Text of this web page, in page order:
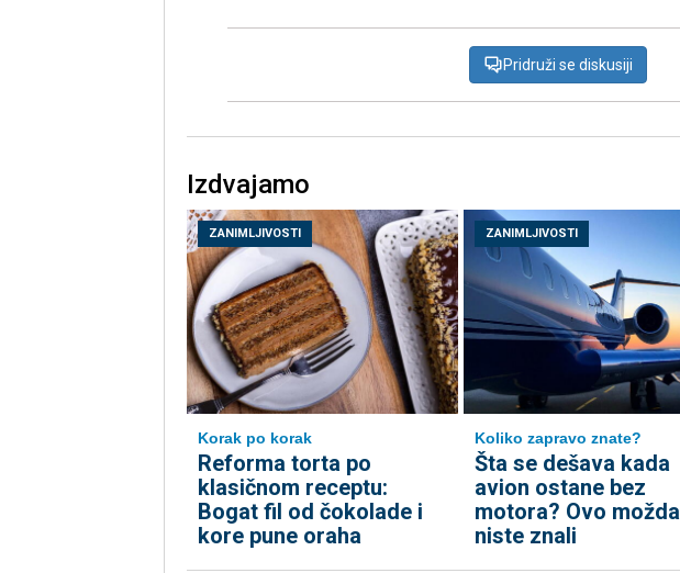
Pridruži se diskusiji
Izdvajamo
ZANIMLJIVOSTI
Korak po korak
Reforma torta po
klasičnom receptu:
Bogat fil od čokolade i
kore pune oraha
ZANIMLJIVOSTI
Koliko zapravo znate?
Šta se dešava kada
avion ostane bez
motora? Ovo možda
niste znali